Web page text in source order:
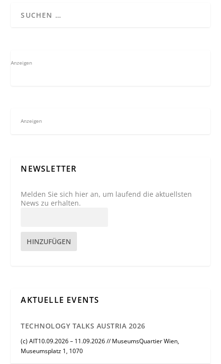
Anzeigen
Anzeigen
NEWSLETTER
Melden Sie sich hier an, um laufend die aktuellsten
News zu erhalten.
HINZUFÜGEN
AKTUELLE EVENTS
TECHNOLOGY TALKS AUSTRIA 2026
(c) AIT10.09.2026 – 11.09.2026 // MuseumsQuartier Wien,
Museumsplatz 1, 1070